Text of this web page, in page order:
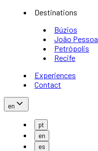
Destinations
Búzios
João Pessoa
Petrópolis
Recife
Experiences
Contact
en
pt
en
es